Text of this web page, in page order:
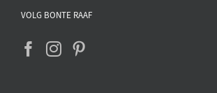
VOLG BONTE RAAF